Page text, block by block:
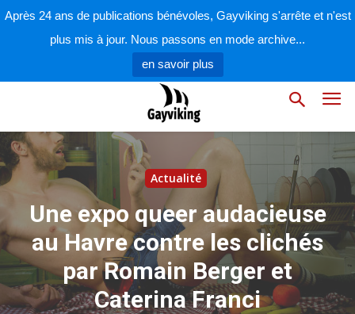
Après 24 ans de publications bénévoles, Gayviking s'arrête et n'est
plus mis à jour. Nous passons en mode archive...
en savoir plus
Actualité
Une expo queer audacieuse
au Havre contre les clichés
par Romain Berger et
Caterina Franci